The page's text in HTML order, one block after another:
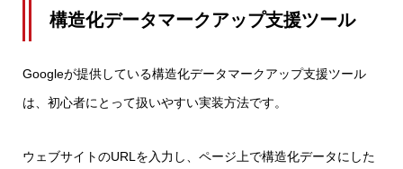
構造化データマークアップ支援ツール
Googleが提供している構造化データマークアップ支援ツール
は、初心者にとって扱いやすい実装方法です。
ウェブサイトのURLを入力し、ページ上で構造化データにした